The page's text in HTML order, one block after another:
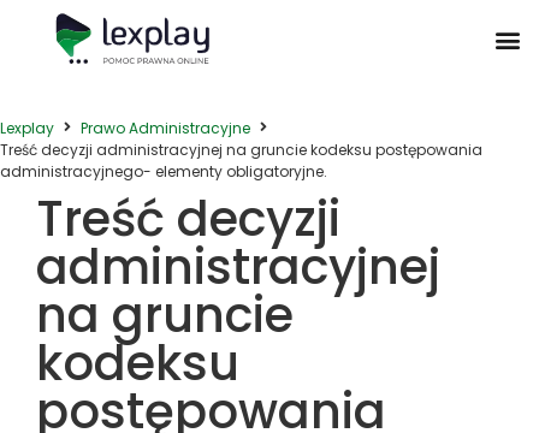
Lexplay
Prawo Administracyjne
Treść decyzji administracyjnej na gruncie kodeksu postępowania
administracyjnego- elementy obligatoryjne.
Treść decyzji
administracyjnej
na gruncie
kodeksu
postępowania